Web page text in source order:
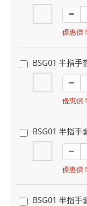
優惠價
BSG01 半指手
優惠價
BSG01 半指手
優惠價
BSG01 半指手